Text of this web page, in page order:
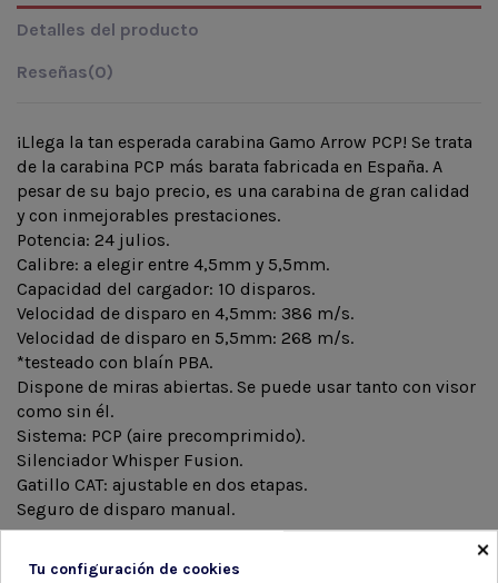
Detalles del producto
Reseñas(0)
¡Llega la tan esperada carabina Gamo Arrow PCP! Se trata
de la carabina PCP más barata fabricada en España. A
pesar de su bajo precio, es una carabina de gran calidad
y con inmejorables prestaciones.
Potencia: 24 julios.
Calibre: a elegir entre 4,5mm y 5,5mm.
Capacidad del cargador: 10 disparos.
Velocidad de disparo en 4,5mm: 386 m/s.
Velocidad de disparo en 5,5mm: 268 m/s.
*testeado con blaín PBA.
Dispone de miras abiertas. Se puede usar tanto con visor
como sin él.
Sistema: PCP (aire precomprimido).
Silenciador Whisper Fusion.
Gatillo CAT: ajustable en dos etapas.
Seguro de disparo manual.
×
Tu configuración de cookies